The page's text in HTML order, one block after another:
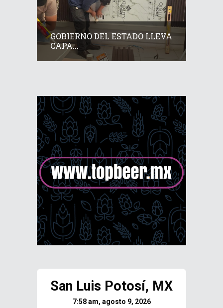
GOBIERNO DEL ESTADO LLEVA
CAPA...
San Luis Potosí, MX
7:58 am, agosto 9, 2026